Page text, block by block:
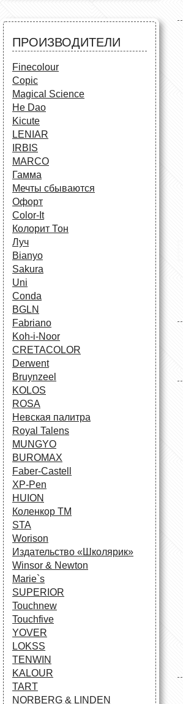
Все для черчения
Аксессуары для
школьников
ПРОИЗВОДИТЕЛИ
Finecolour
Copic
Magical Science
He Dao
Kicute
LENIAR
IRBIS
MARCO
Гамма
Мечты сбываются
Офорт
Сolor-It
Колорит Тон
Луч
Bianyo
Sakura
Uni
Conda
BGLN
Fabriano
Koh-i-Noor
CRETACOLOR
Derwent
Bruynzeel
KOLOS
ROSA
Невская палитра
Royal Talens
MUNGYO
BUROMAX
Faber-Castell
XP-Pen
HUION
Коленкор ТМ
STA
Worison
Издательство «Школярик»
Winsor & Newton
Marie`s
SUPERIOR
Touchnew
Touchfive
YOVER
LOKSS
TENWIN
KALOUR
TART
NORBERG & LINDEN